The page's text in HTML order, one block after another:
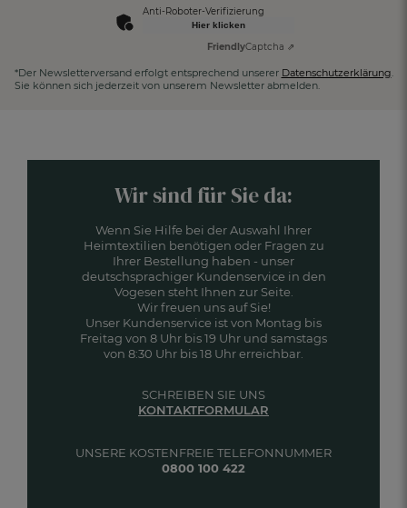
Anti-Roboter-Verifizierung
Hier klicken
FriendlyCaptcha ⇗
*Der Newsletterversand erfolgt entsprechend unserer Datenschutzerklärung.
Sie können sich jederzeit von unserem Newsletter abmelden.
Wir sind für Sie da:
Wenn Sie Hilfe bei der Auswahl Ihrer
Heimtextilien benötigen oder Fragen zu
Ihrer Bestellung haben - unser
deutschsprachiger Kundenservice in den
Vogesen steht Ihnen zur Seite.
Wir freuen uns auf Sie!
Unser Kundenservice ist von Montag bis
Freitag von 8 Uhr bis 19 Uhr und samstags
von 8:30 Uhr bis 18 Uhr erreichbar.
UNSERE KOSTENFREIE TELEFONNUMMER
0800 100 422
SCHREIBEN SIE UNS
KONTAKTFORMULAR